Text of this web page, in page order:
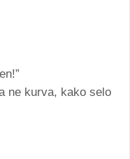
ne kurva, kako selo